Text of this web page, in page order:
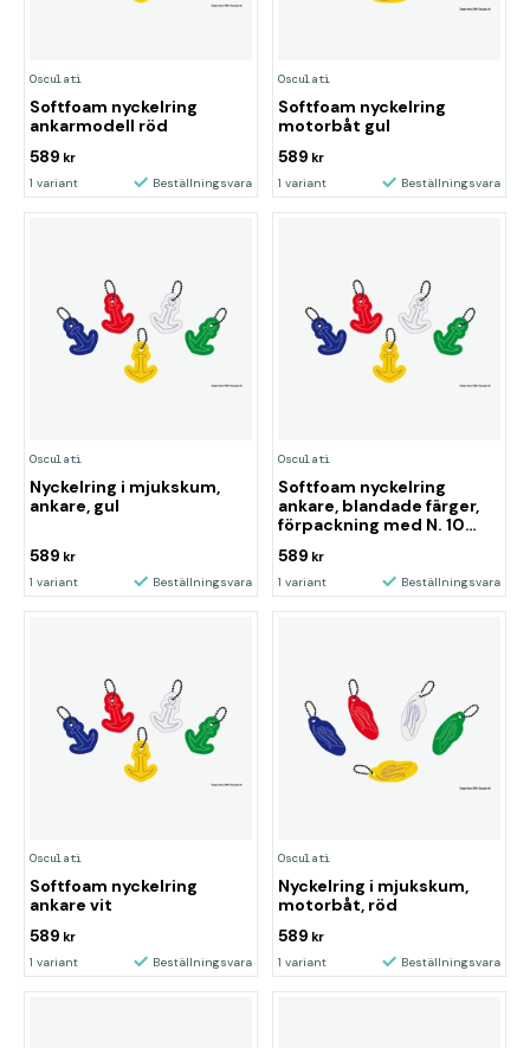
Osculati
Softfoam nyckelring
ankarmodell röd
589 kr
1 variant Beställningsvara
Osculati
Softfoam nyckelring
motorbåt gul
589 kr
1 variant Beställningsvara
Osculati
Nyckelring i mjukskum,
ankare, gul
589 kr
1 variant Beställningsvara
Osculati
Softfoam nyckelring
ankare, blandade färger,
förpackning med N. 10
589 kr
1 variant Beställningsvara
Osculati
Softfoam nyckelring
ankare vit
589 kr
1 variant Beställningsvara
Osculati
Nyckelring i mjukskum,
motorbåt, röd
589 kr
1 variant Beställningsvara